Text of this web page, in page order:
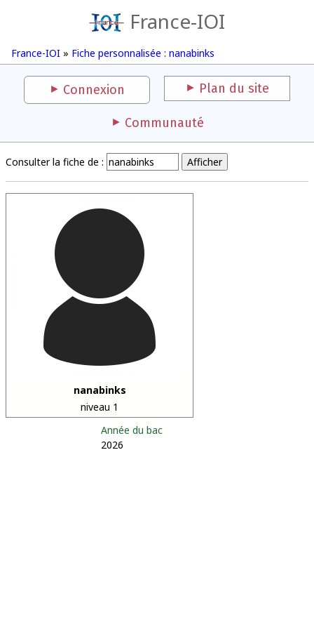
France-IOI
France-IOI » Fiche personnalisée : nanabinks
Connexion Plan du site
Communauté
Consulter la fiche de :
nanabinks
niveau 1
Année du bac
2026